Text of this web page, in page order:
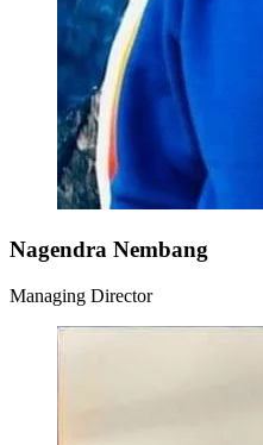
Nagendra Nembang
Managing Director